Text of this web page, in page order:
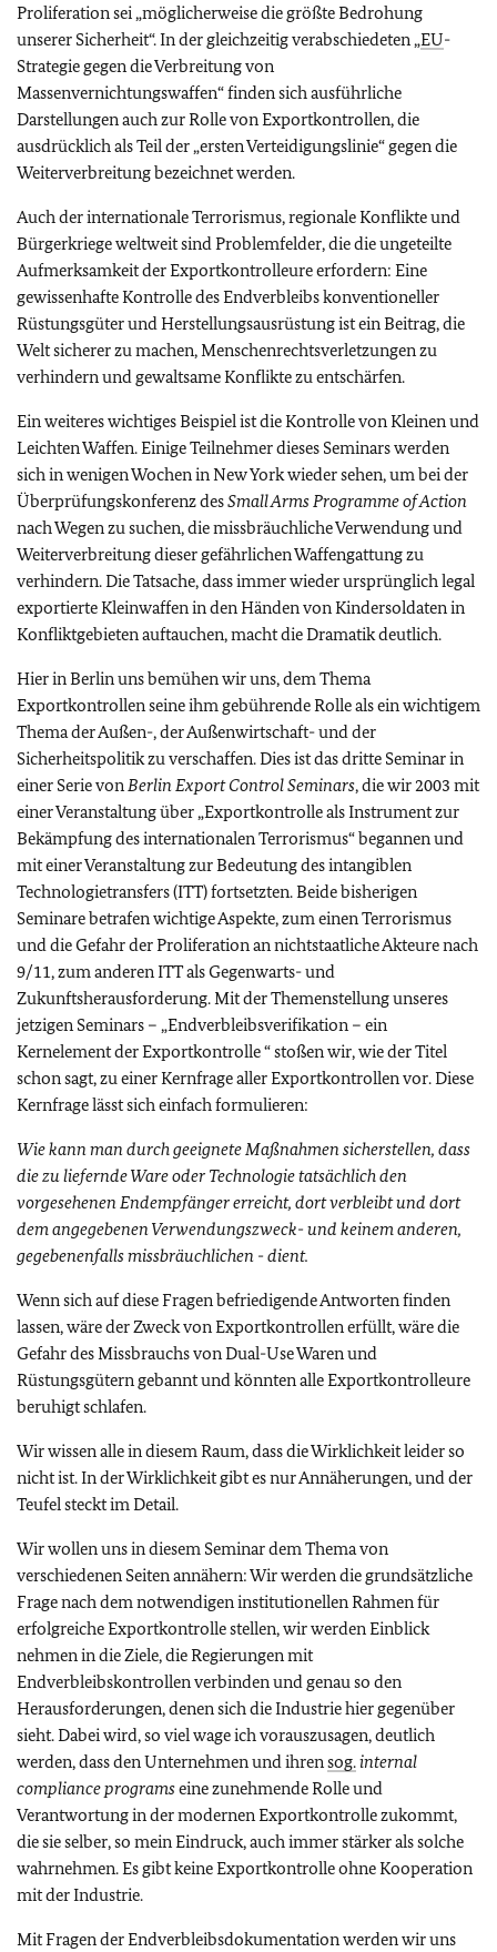
Proliferation sei „möglicherweise die größte Bedrohung
unserer Sicherheit“. In der gleichzeitig verabschiedeten „EU-
Strategie gegen die Verbreitung von
Massenvernichtungswaffen“ finden sich ausführliche
Darstellungen auch zur Rolle von Exportkontrollen, die
ausdrücklich als Teil der „ersten Verteidigungslinie“ gegen die
Weiterverbreitung bezeichnet werden.
Auch der internationale Terrorismus, regionale Konflikte und
Bürgerkriege weltweit sind Problemfelder, die die ungeteilte
Aufmerksamkeit der Exportkontrolleure erfordern: Eine
gewissenhafte Kontrolle des Endverbleibs konventioneller
Rüstungsgüter und Herstellungsausrüstung ist ein Beitrag, die
Welt sicherer zu machen, Menschenrechtsverletzungen zu
verhindern und gewaltsame Konflikte zu entschärfen.
Ein weiteres wichtiges Beispiel ist die Kontrolle von Kleinen und
Leichten Waffen. Einige Teilnehmer dieses Seminars werden
sich in wenigen Wochen in New York wieder sehen, um bei der
Überprüfungskonferenz desSmall Arms Programme of Action
nach Wegen zu suchen, die missbräuchliche Verwendung und
Weiterverbreitung dieser gefährlichen Waffengattung zu
verhindern. Die Tatsache, dass immer wieder ursprünglich legal
exportierte Kleinwaffen in den Händen von Kindersoldaten in
Konfliktgebieten auftauchen, macht die Dramatik deutlich.
Hier in Berlin uns bemühen wir uns, dem Thema
Exportkontrollen seine ihm gebührende Rolle als ein wichtigem
Thema der Außen-, der Außenwirtschaft- und der
Sicherheitspolitik zu verschaffen. Dies ist das dritte Seminar in
einer Serie vonBerlin Export Control Seminars, die wir 2003 mit
einer Veranstaltung über „Exportkontrolle als Instrument zur
Bekämpfung des internationalen Terrorismus“ begannen und
mit einer Veranstaltung zur Bedeutung des intangiblen
Technologietransfers (ITT) fortsetzten. Beide bisherigen
Seminare betrafen wichtige Aspekte, zum einen Terrorismus
und die Gefahr der Proliferation an nichtstaatliche Akteure nach
9/11, zum anderen ITT als Gegenwarts- und
Zukunftsherausforderung. Mit der Themenstellung unseres
jetzigen Seminars – „Endverbleibsverifikation – ein
Kernelement der Exportkontrolle “ stoßen wir, wie der Titel
schon sagt, zu einer Kernfrage aller Exportkontrollen vor. Diese
Kernfrage lässt sich einfach formulieren:
Wie kann man durch geeignete Maßnahmen sicherstellen, dass
die zu liefernde Ware oder Technologie tatsächlich den
vorgesehenen Endempfänger erreicht, dort verbleibt und dort
dem angegebenen Verwendungszweck- und keinem anderen,
gegebenenfalls missbräuchlichen - dient.
Wenn sich auf diese Fragen befriedigende Antworten finden
lassen, wäre der Zweck von Exportkontrollen erfüllt, wäre die
Gefahr des Missbrauchs von Dual-Use Waren und
Rüstungsgütern gebannt und könnten alle Exportkontrolleure
beruhigt schlafen.
Wir wissen alle in diesem Raum, dass die Wirklichkeit leider so
nicht ist. In der Wirklichkeit gibt es nur Annäherungen, und der
Teufel steckt im Detail.
Wir wollen uns in diesem Seminar dem Thema von
verschiedenen Seiten annähern: Wir werden die grundsätzliche
Frage nach dem notwendigen institutionellen Rahmen für
erfolgreiche Exportkontrolle stellen, wir werden Einblick
nehmen in die Ziele, die Regierungen mit
Endverbleibskontrollen verbinden und genau so den
Herausforderungen, denen sich die Industrie hier gegenüber
sieht. Dabei wird, so viel wage ich vorauszusagen, deutlich
werden, dass den Unternehmen und ihrensog.internal
compliance programseine zunehmende Rolle und
Verantwortung in der modernen Exportkontrolle zukommt,
die sie selber, so mein Eindruck, auch immer stärker als solche
wahrnehmen. Es gibt keine Exportkontrolle ohne Kooperation
mit der Industrie.
Mit Fragen der Endverbleibsdokumentation werden wir uns